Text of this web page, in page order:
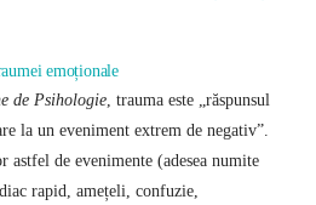
emoționale
de Psihologie, trauma este „răspunsul
la un eveniment extrem de negativ”.
astfel de evenimente (adesea numite
rapid, amețeli, confuzie,